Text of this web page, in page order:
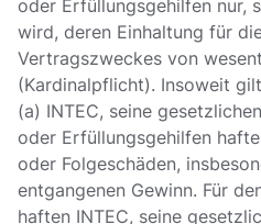
oder Erfüllungsgehilfen nur,
wird, deren Einhaltung für
Vertragszweckes von
(Kardinalpflicht). Insoweit
(a) INTEC, seine
oder Erfüllungsgehilfen
oder Folgeschäden,
entgangenen Gewinn. Für
haften INTEC, seine